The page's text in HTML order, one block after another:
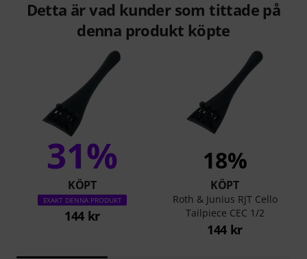
Detta är vad kunder som tittade på
denna produkt köpte
31%
KÖPT
EXAKT DENNA PRODUKT
144 kr
18%
KÖPT
Roth & Junius RJT Cello
Tailpiece CEC 1/2
144 kr